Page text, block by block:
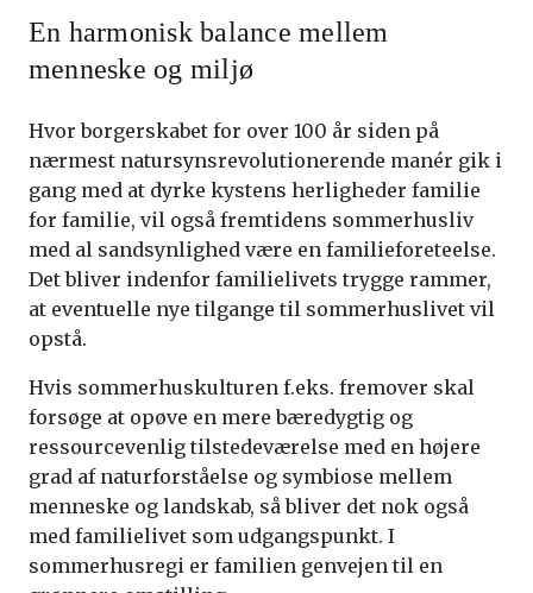
En harmonisk balance mellem
menneske og miljø
Hvor borgerskabet for over 100 år siden på
nærmest natursynsrevolutionerende manér gik i
gang med at dyrke kystens herligheder familie
for familie, vil også fremtidens sommerhusliv
med al sandsynlighed være en familieforeteelse.
Det bliver indenfor familielivets trygge rammer,
at eventuelle nye tilgange til sommerhuslivet vil
opstå.
Hvis sommerhuskulturen f.eks. fremover skal
forsøge at opøve en mere bæredygtig og
ressourcevenlig tilstedeværelse med en højere
grad af naturforståelse og symbiose mellem
menneske og landskab, så bliver det nok også
med familielivet som udgangspunkt. I
sommerhusregi er familien genvejen til en